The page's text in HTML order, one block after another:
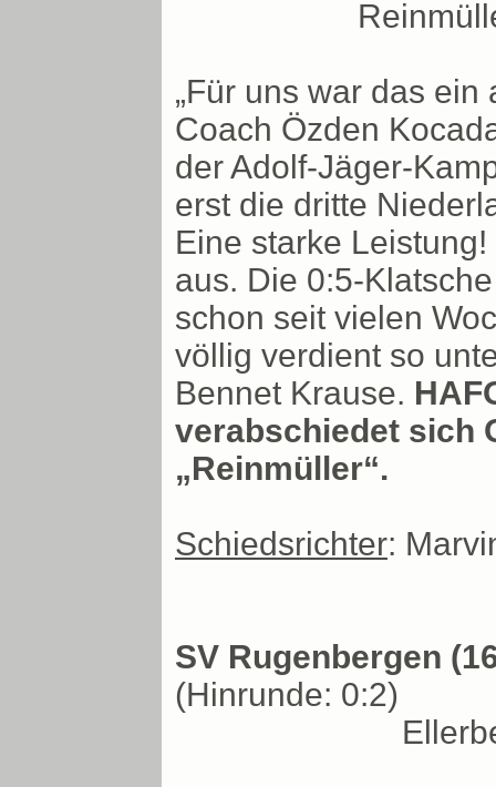
„Für uns war das
Coach Özden
der Adolf-Jäger-
erst die dritte
Eine starke
aus. Die 0:5-
schon seit vielen
völlig verdient so
Bennet Krause.
verabschiedet sich
„Reinmüller“.
Schiedsrichter:
SV Rugenbergen
(Hinrunde: 0:2)